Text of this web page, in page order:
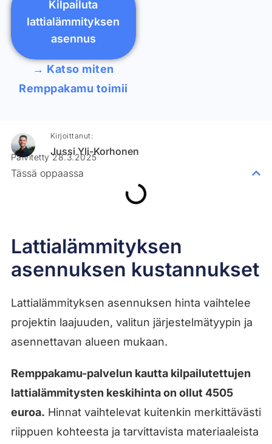
Kilpailuta
lattialämmityksen
asennus
→ Katso miten
Remppakamu toimii
Lattialämmityksen
asennuksen kustannukset
Lattialämmityksen asennuksen hinta vaihtelee
projektin laajuuden, valitun järjestelmätyypin ja
asennettavan alueen mukaan.
Remppakamu-palvelun kautta kilpailutettujen
lattialämmitysten keskihinta on ollut 4505
euroa. Hinnat vaihtelevat kuitenkin merkittävästi
riippuen kohteesta ja tarvittavista materiaaleista
Kirjoittanut:
Jussi Yli-Korhonen
Päivitetty 28.3.2025
Tässä oppaassa